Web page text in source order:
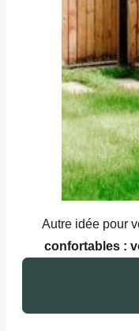
Autre idée pour
confortables :